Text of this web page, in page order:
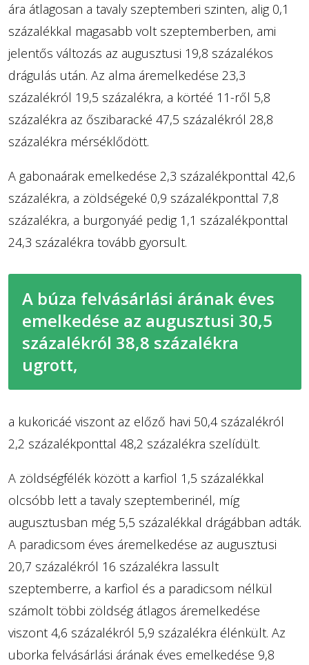
ára átlagosan a tavaly szeptemberi szinten, alig 0,1
százalékkal magasabb volt szeptemberben, ami
jelentős változás az augusztusi 19,8 százalékos
drágulás után. Az alma áremelkedése 23,3
százalékról 19,5 százalékra, a körtéé 11-ről 5,8
százalékra az őszibaracké 47,5 százalékról 28,8
százalékra mérséklődött.
A gabonaárak emelkedése 2,3 százalékponttal 42,6
százalékra, a zöldségeké 0,9 százalékponttal 7,8
százalékra, a burgonyáé pedig 1,1 százalékponttal
24,3 százalékra tovább gyorsult.
A búza felvásárlási árának éves
emelkedése az augusztusi 30,5
százalékról 38,8 százalékra
ugrott,
a kukoricáé viszont az előző havi 50,4 százalékról
2,2 százalékponttal 48,2 százalékra szelídült.
A zöldségfélék között a karfiol 1,5 százalékkal
olcsóbb lett a tavaly szeptemberinél, míg
augusztusban még 5,5 százalékkal drágábban adták.
A paradicsom éves áremelkedése az augusztusi
20,7 százalékról 16 százalékra lassult
szeptemberre, a karfiol és a paradicsom nélkül
számolt többi zöldség átlagos áremelkedése
viszont 4,6 százalékról 5,9 százalékra élénkült. Az
uborka felvásárlási árának éves emelkedése 9,8